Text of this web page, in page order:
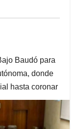
Baudó para
donde
hasta coronar